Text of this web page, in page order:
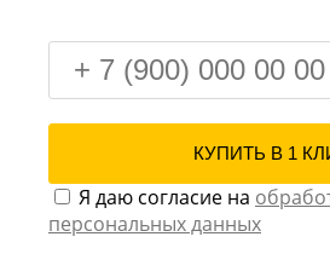
Я даю согласие на
персональных данных